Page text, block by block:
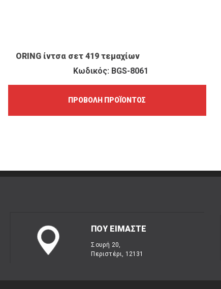
ORING ίντσα σετ 419 τεμαχίων
Κωδικός: BGS-8061
ΠΡΟΒΟΛΉ ΠΡΟΪΌΝΤΟΣ
ΠΟΥ ΕΙΜΑΣΤΕ
Σουρή 20,
Περιστέρι, 12131